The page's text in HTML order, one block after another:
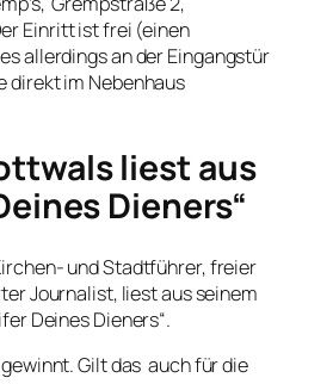
Einritt ist frei (einen
allerdings an der Eingangstür
direkt im Nebenhaus
liest aus
Dieners“
und Stadtführer, freier
Journalist, liest aus seinem
Deines Dieners“.
Gilt das auch für die